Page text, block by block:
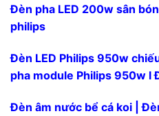
Đèn pha LED 200w sân
philips
Đèn LED Philips 950w
pha module Philips 950w l
Đèn âm nước bể cá koi |